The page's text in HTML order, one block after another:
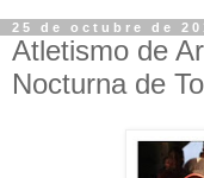
25 de octubre de
Atletismo de
Nocturna de